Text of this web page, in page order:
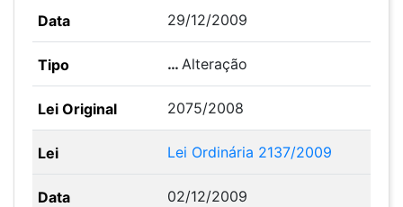
29/12/2009
…Alteração
2075/2008
Lei Ordinária 2137/2009
02/12/2009